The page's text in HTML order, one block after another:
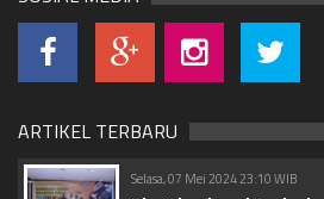
ARTIKEL TERBARU
Selasa, 07 Mei 2024 23:10 WIB